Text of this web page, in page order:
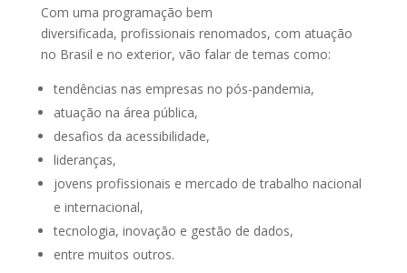
Com uma programação bem
diversificada, profissionais renomados, com atuação
no Brasil e no exterior, vão falar de temas como:
tendências nas empresas no pós-pandemia,
atuação na área pública,
desafios da acessibilidade,
lideranças,
jovens profissionais e mercado de trabalho nacional
e internacional,
tecnologia, inovação e gestão de dados,
entre muitos outros.